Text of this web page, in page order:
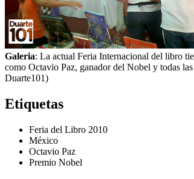
Galeria: La actual Feria Internacional del libro
como Octavio Paz, ganador del Nobel y todas
Duarte101)
Etiquetas
Feria del Libro 2010
México
Octavio Paz
Premio Nobel